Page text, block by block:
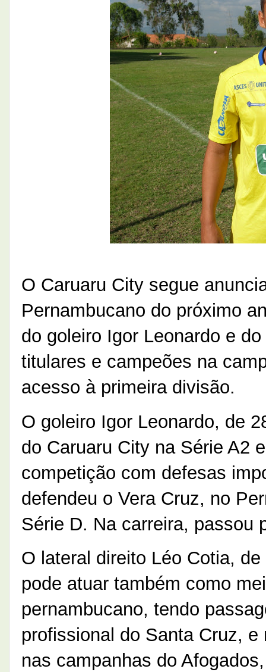
O Caruaru City segue
Pernambucano do próximo
do goleiro Igor Leonardo e
titulares e campeões na
acesso à primeira divisão.
O goleiro Igor Leonardo, de
do Caruaru City na Série A2
competição com defesas
defendeu o Vera Cruz, no
Série D. Na carreira, passou
O lateral direito Léo Cotia,
pode atuar também como
pernambucano, tendo
profissional do Santa Cruz,
nas campanhas do